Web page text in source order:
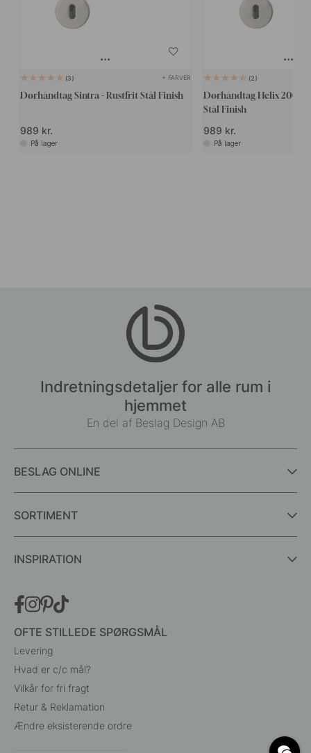
3 + FARVER
Dørhåndtag Sintra - Rustfrit Stål Finish
989 kr.
På lager
2
Dørhåndtag Helix 200
Stål Finish
989 kr.
På lager
Indretningsdetaljer for alle rum i
hjemmet
En del af Beslag Design AB
BESLAG ONLINE
SORTIMENT
INSPIRATION
OFTE STILLEDE SPØRGSMÅL
Levering
Hvad er c/c mål?
Vilkår for fri fragt
Retur & Reklamation
Ændre eksisterende ordre